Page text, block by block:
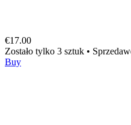
€17.00
Zostało tylko 3 sztuk •
Buy